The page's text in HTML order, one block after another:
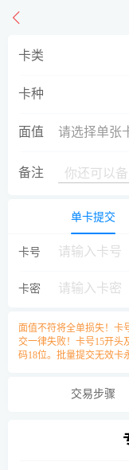
卡类
卡种
面值 请选择单张
备注
单卡提交
卡号
卡密
面值不符将全单损失！卡
交一律失败！卡号15开头
码18位。批量提交无效卡
交易步骤